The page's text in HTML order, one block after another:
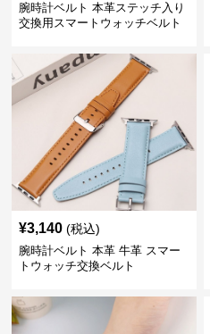
腕時計ベルト 本革ステッチ入り
交換用スマートウォッチベルト
¥3,140 (税込)
腕時計ベルト 本革 牛革 スマー
トウォッチ交換ベルト